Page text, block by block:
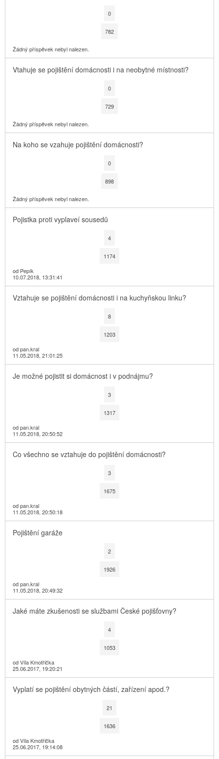
0
782
Žádný příspěvek nebyl nalezen.
Vtahuje se pojištění domácnosti i na neobytné místnosti?
0
729
Žádný příspěvek nebyl nalezen.
Na koho se vzahuje pojištění domácnosti?
0
898
Žádný příspěvek nebyl nalezen.
Pojistka proti vyplaveí sousedů
4
1174
od Pepík
10.07.2018, 13:31:41
Vztahuje se pojištění domácnosti i na kuchyňskou linku?
8
1203
od pan.kral
11.05.2018, 21:01:25
Je možné pojistit si domácnost i v podnájmu?
3
1317
od pan.kral
11.05.2018, 20:50:52
Co všechno se vztahuje do pojištění domácnosti?
3
1675
od pan.kral
11.05.2018, 20:50:18
Pojištění garáže
2
1926
od pan.kral
11.05.2018, 20:49:32
Jaké máte zkušenosti se službami České pojišťovny?
4
1053
od Víla Kmotřička
25.06.2017, 19:20:21
Vyplatí se pojištění obytných částí, zařízení apod.?
21
1636
od Víla Kmotřička
25.06.2017, 19:14:08